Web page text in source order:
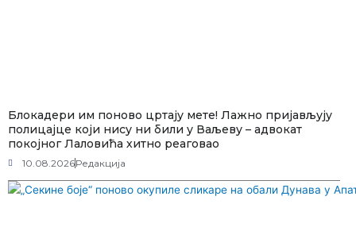
Блокадери им поново цртају мете! Лажно пријављују
полицајце који нису ни били у Ваљеву – адвокат
покојног Лаловића хитно реаговао
10.08.2026Редакција